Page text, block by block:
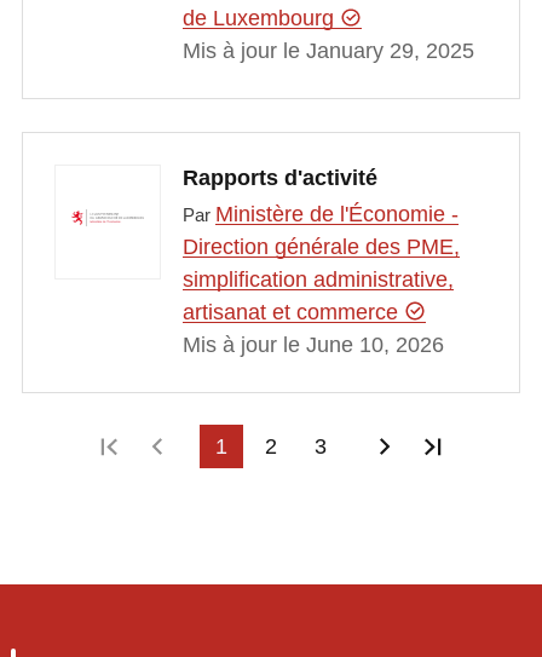
de Luxembourg
Mis à jour le January 29, 2025
Rapports d'activité
Par Ministère de l'Économie -
Direction générale des PME,
simplification administrative,
artisanat et commerce
Mis à jour le June 10, 2026
Première page
Page précédente
1 2 3 Page